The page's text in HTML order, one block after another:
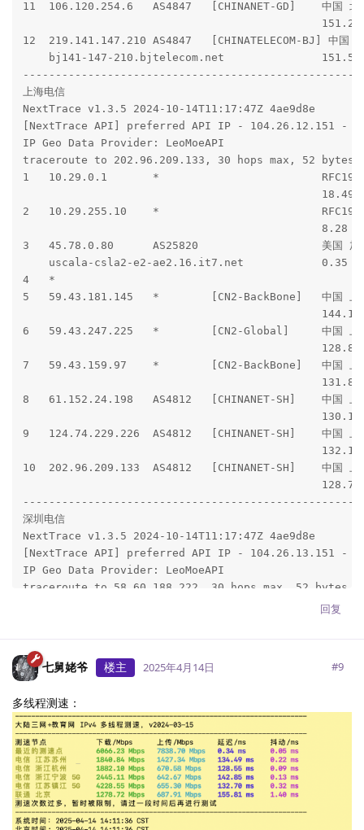
traceroute to 202.112.14.151 (202.112.14.151), 30
1  10.29.0.1  12.33 ms  *  局域网
2  10.29.255.0  12.04 ms  *  局域网
3  218.30.48.61  0.99 ms  AS4134  美国, 加利福尼亚州,
4  59.43.182.81  128.34 ms  *  中国, 上海,
5  59.43.39.137  128.33 ms  *  中国, 上海,
6  59.43.159.17  128.73 ms  *  中国, 上海,
7  59.43.80.141  129.28 ms  *  中国, 上海,
8  *
10  *
11  101.4.117.125  155.58 ms  AS4538  中国, 湖北, 武
12  101.4.118.213  154.90 ms  AS4538  中国, 湖北, 武
13  101.4.112.29  173.98 ms  AS4538  中国, 重庆,
14  101.4.117.53  180.54 ms  AS4538  中国, 四川, 成都,
15  101.4.116.242  182.56 ms  AS4538  中国, 四川, 成
17  *
19  *
20  202.112.14.151  184.56 ms  AS24355  中国, 四川, 成都,
回复
七舅姥爷 楼主 2025年4月14日 #9
多线程测速：